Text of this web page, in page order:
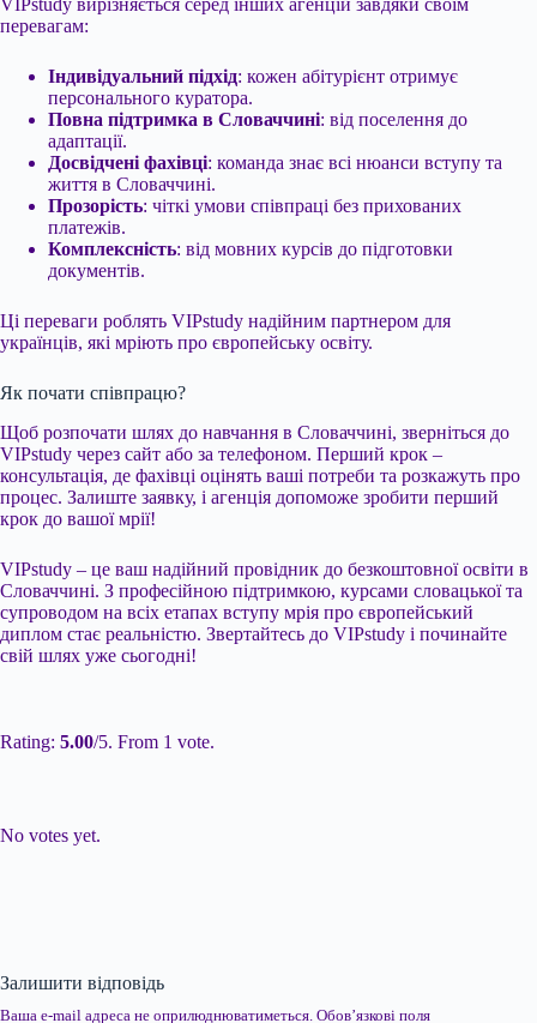
VIPstudy вирізняється серед інших агенцій завдяки своїм
перевагам:
Індивідуальний підхід: кожен абітурієнт отримує
персонального куратора.
Повна підтримка в Словаччині: від поселення до
адаптації.
Досвідчені фахівці: команда знає всі нюанси вступу та
життя в Словаччині.
Прозорість: чіткі умови співпраці без прихованих
платежів.
Комплексність: від мовних курсів до підготовки
документів.
Ці переваги роблять VIPstudy надійним партнером для
українців, які мріють про європейську освіту.
Як почати співпрацю?
Щоб розпочати шлях до навчання в Словаччині, зверніться до
VIPstudy через сайт або за телефоном. Перший крок –
консультація, де фахівці оцінять ваші потреби та розкажуть про
процес. Залиште заявку, і агенція допоможе зробити перший
крок до вашої мрії!
VIPstudy – це ваш надійний провідник до безкоштовної освіти в
Словаччині. З професійною підтримкою, курсами словацької та
супроводом на всіх етапах вступу мрія про європейський
диплом стає реальністю. Звертайтесь до VIPstudy і починайте
свій шлях уже сьогодні!
Rating: 5.00/5. From 1 vote.
No votes yet.
Залишити відповідь
Ваша e-mail адреса не оприлюднюватиметься. Обов’язкові поля